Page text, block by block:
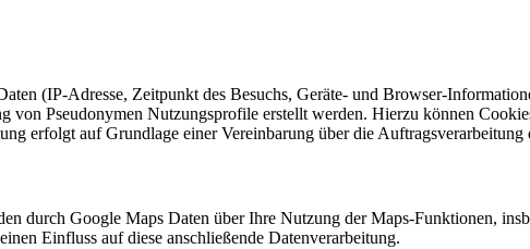
(IP-Adresse, Zeitpunkt des Besuchs, Geräte- und Browser-
von Pseudonymen Nutzungsprofile erstellt werden. Hierzu können
erfolgt auf Grundlage einer Vereinbarung über die Auftragsverarbeitung
durch Google Maps Daten über Ihre Nutzung der Maps-Funktionen,
Einfluss auf diese anschließende Datenverarbeitung.